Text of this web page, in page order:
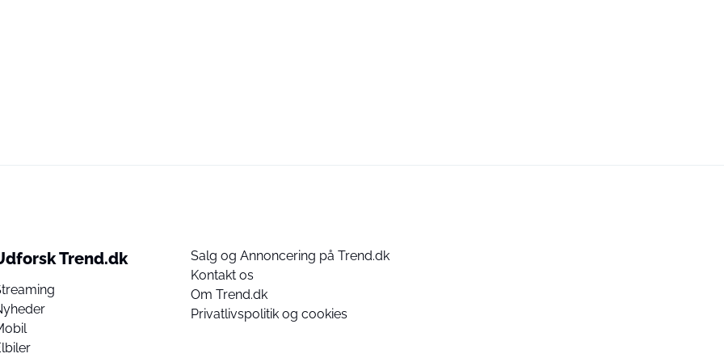
Trend.dk
Salg og Annoncering på Trend.dk
Kontakt os
Om Trend.dk
Privatlivspolitik og cookies